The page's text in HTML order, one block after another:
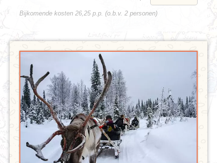
Bijkomende kosten 26,25 p.p. (o.b.v. 2 personen)